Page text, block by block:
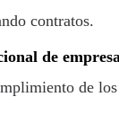
contratos.
de
de